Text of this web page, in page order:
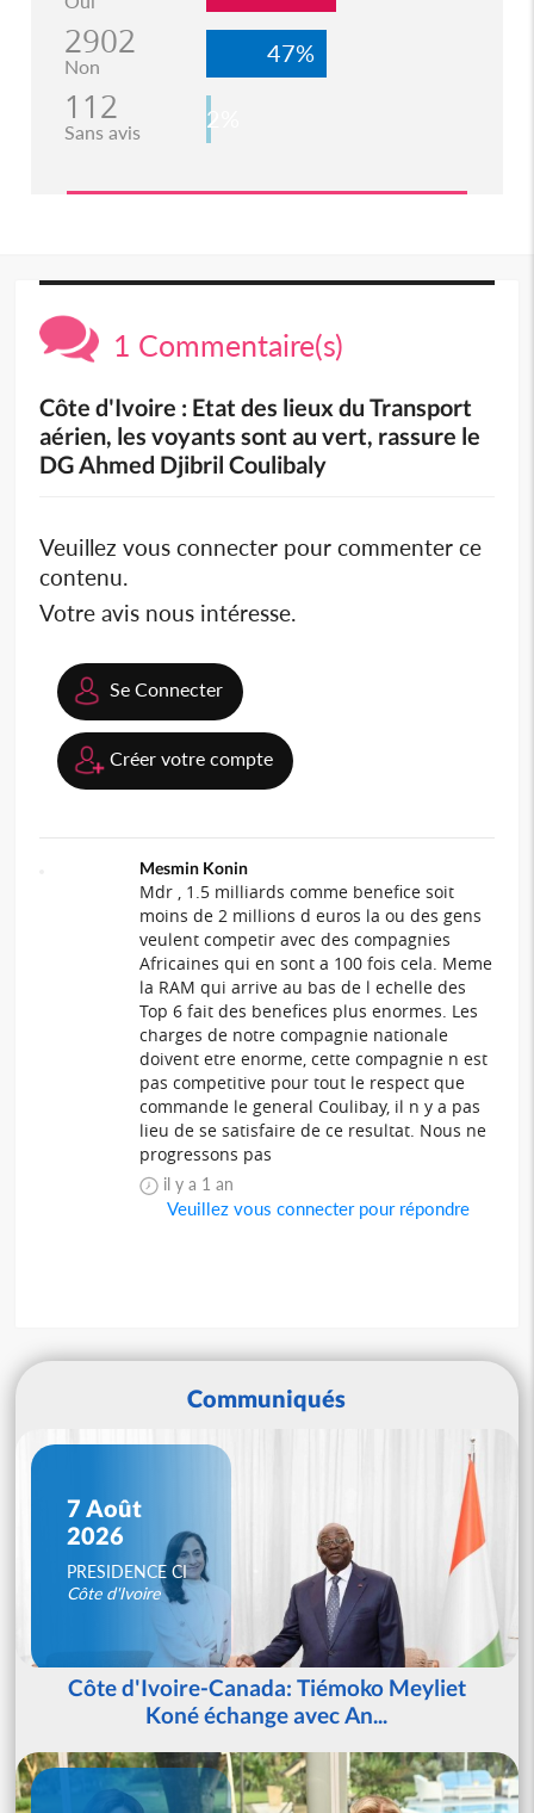
2902
Non 47%
112
Sans avis 2%
1 Commentaire(s)
Côte d'Ivoire : Etat des lieux du Transport
aérien, les voyants sont au vert, rassure le
DG Ahmed Djibril Coulibaly
Veuillez vous connecter pour commenter ce
contenu.
Votre avis nous intéresse.
Se Connecter
Créer votre compte
Mesmin Konin
Mdr , 1.5 milliards comme benefice soit
moins de 2 millions d euros la ou des gens
veulent competir avec des compagnies
Africaines qui en sont a 100 fois cela. Meme
la RAM qui arrive au bas de l echelle des
Top 6 fait des benefices plus enormes. Les
charges de notre compagnie nationale
doivent etre enorme, cette compagnie n est
pas competitive pour tout le respect que
commande le general Coulibay, il n y a pas
lieu de se satisfaire de ce resultat. Nous ne
progressons pas
il y a 1 an
Veuillez vous connecter pour répondre
Communiqués
7 Août
2026
PRESIDENCE CI
Côte d'Ivoire
Côte d'Ivoire-Canada: Tiémoko Meyliet
Koné échange avec An...